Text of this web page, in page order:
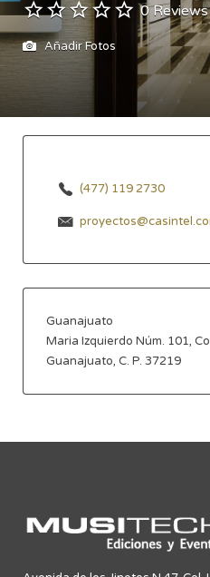
0 Reviews
Añadir Fotos
(477) 119 2730
Guanajuato
Maria Izquierdo Núm. 101,
Guanajuato, C. P. 37219